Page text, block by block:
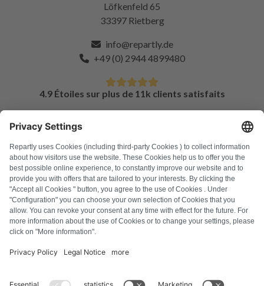
Löfkenfeld 65
33397 Rietberg
info@repartly.de
+49 (0) 2944 4899480
4.9 Étoiles sur plus de 11k clients satisfaits
FAQ
Tous les codes d'erreur
À propos de nous
Presse